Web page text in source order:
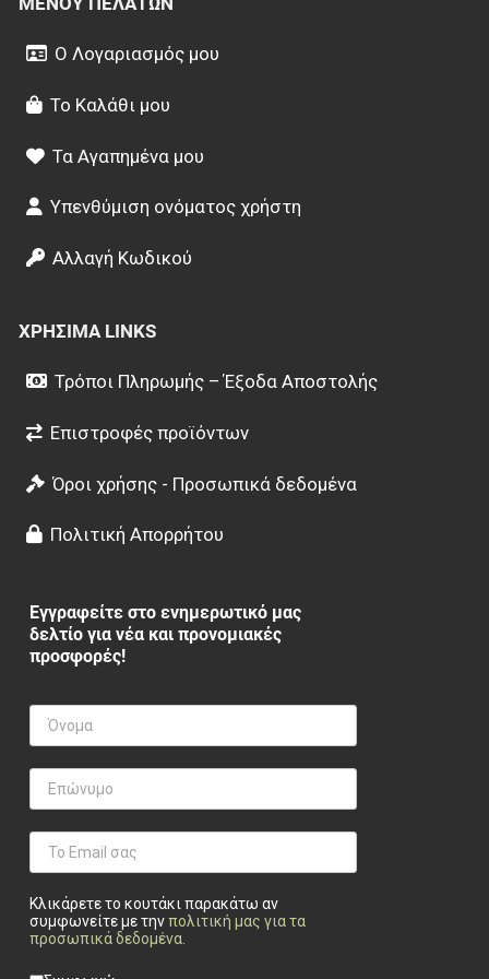
Ο Λογαριασμός μου
Το Καλάθι μου
Τα Αγαπημένα μου
Υπενθύμιση ονόματος χρήστη
Αλλαγή Κωδικού
ΧΡΉΣΙΜΑ LINKS
Τρόποι Πληρωμής – Έξοδα Αποστολής
Επιστροφές προϊόντων
Όροι χρήσης - Προσωπικά δεδομένα
Πολιτική Απορρήτου
Εγγραφείτε στο ενημερωτικό μας
δελτίο για νέα και προνομιακές
προσφορές!
Κλικάρετε το κουτάκι παρακάτω αν
συμφωνείτε με τηνπολιτική μας για τα
προσωπικά δεδομένα.